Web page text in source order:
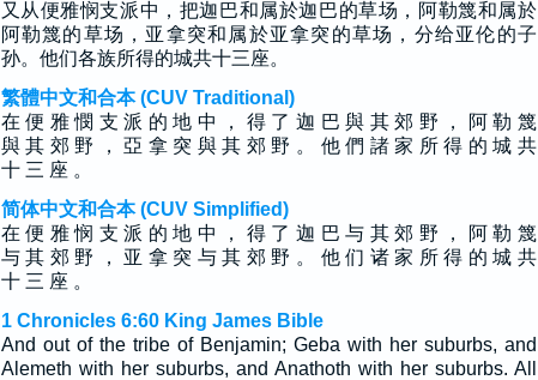
又从便雅悯支派中，把迦巴和属於迦巴的草场，阿勒篾和属於
阿勒篾的草场，亚拿突和属於亚拿突的草场，分给亚伦的子
孙。他们各族所得的城共十三座。
繁體中文和合本 (CUV Traditional)
在 便 雅 憫 支 派 的 地 中 ， 得 了 迦 巴 與 其 郊 野 ， 阿 勒 篾
與 其 郊 野 ， 亞 拿 突 與 其 郊 野 。 他 們 諸 家 所 得 的 城 共
十 三 座 。
简体中文和合本 (CUV Simplified)
在 便 雅 悯 支 派 的 地 中 ， 得 了 迦 巴 与 其 郊 野 ， 阿 勒 篾
与 其 郊 野 ， 亚 拿 突 与 其 郊 野 。 他 们 诸 家 所 得 的 城 共
十 三 座 。
1 Chronicles 6:60 King James Bible
And out of the tribe of Benjamin; Geba with her suburbs, and
Alemeth with her suburbs, and Anathoth with her suburbs. All